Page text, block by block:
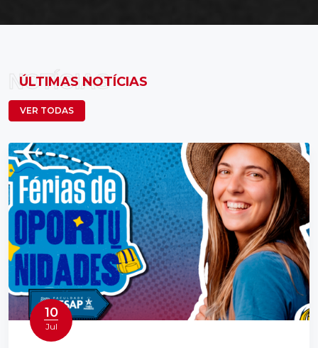
ÚLTIMAS NOTÍCIAS
NOTÍCIAS
VER TODAS
10
Jul